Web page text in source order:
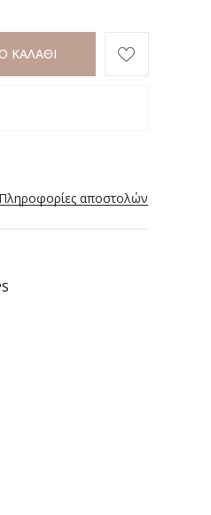
ΚΑΛΑΘΙ
Πληροφορίες αποστολών